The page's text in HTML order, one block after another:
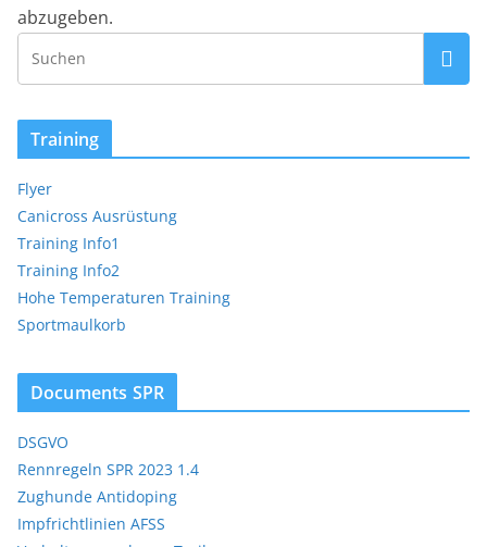
abzugeben.
Training
Flyer
Canicross Ausrüstung
Training Info1
Training Info2
Hohe Temperaturen Training
Sportmaulkorb
Documents SPR
DSGVO
Rennregeln SPR 2023 1.4
Zughunde Antidoping
Impfrichtlinien AFSS